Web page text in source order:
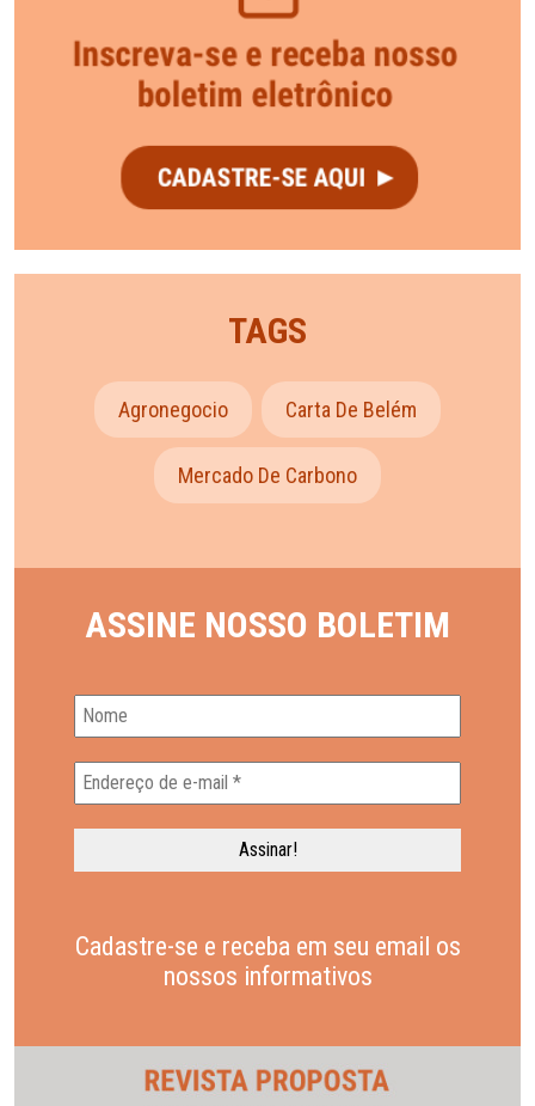
TAGS
Agronegocio Carta De Belém
Mercado De Carbono
ASSINE NOSSO BOLETIM
Cadastre-se e receba em seu email os
nossos informativos